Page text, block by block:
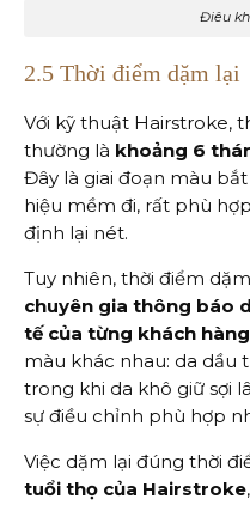
Điêu
2.5 Thời điểm dặm lại
Với kỹ thuật Hairstroke,
thường là khoảng 6
Đây là giai đoạn màu
hiệu mềm đi, rất phù
định lại nét.
Tuy nhiên, thời điểm
chuyên gia thông báo
tế của từng khách hàng
màu khác nhau: da dầu
trong khi da khô giữ sợi
sự điều chỉnh phù hợp
Việc dặm lại đúng thời
tuổi thọ của Hairstroke